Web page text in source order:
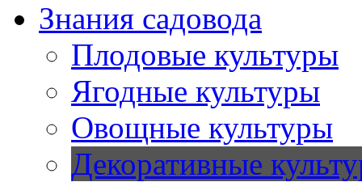
Знания садовода
Плодовые культуры
Ягодные культуры
Овощные культуры
Декоративные